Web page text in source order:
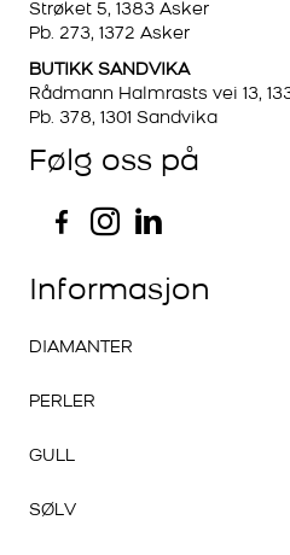
Strøket 5, 1383 Asker
Pb. 273, 1372 Asker
BUTIKK SANDVIKA
Rådmann Halmrasts vei 13,
Pb. 378, 1301 Sandvika
Følg oss på
Informasjon
DIAMANTER
PERLER
GULL
SØLV